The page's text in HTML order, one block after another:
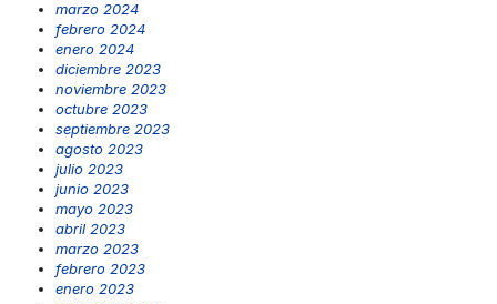
marzo 2024
febrero 2024
enero 2024
diciembre 2023
noviembre 2023
octubre 2023
septiembre 2023
agosto 2023
julio 2023
junio 2023
mayo 2023
abril 2023
marzo 2023
febrero 2023
enero 2023